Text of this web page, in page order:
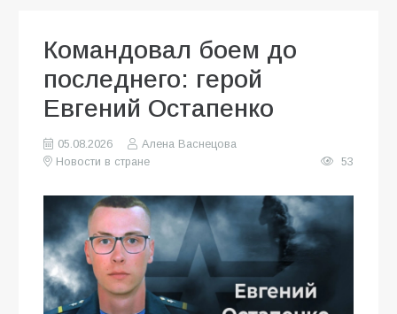
Командовал боем до
последнего: герой
Евгений Остапенко
05.08.2026
Алена Васнецова
Новости в стране
53